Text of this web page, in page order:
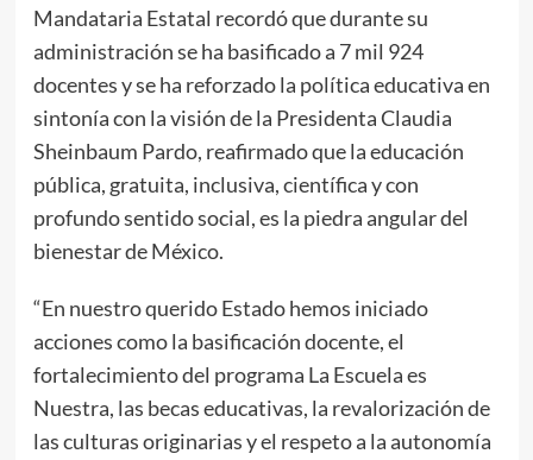
Mandataria Estatal recordó que durante su
administración se ha basificado a 7 mil 924
docentes y se ha reforzado la política educativa en
sintonía con la visión de la Presidenta Claudia
Sheinbaum Pardo, reafirmado que la educación
pública, gratuita, inclusiva, científica y con
profundo sentido social, es la piedra angular del
bienestar de México.
“En nuestro querido Estado hemos iniciado
acciones como la basificación docente, el
fortalecimiento del programa La Escuela es
Nuestra, las becas educativas, la revalorización de
las culturas originarias y el respeto a la autonomía